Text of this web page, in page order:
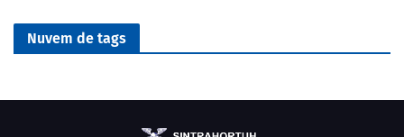
Nuvem de tags